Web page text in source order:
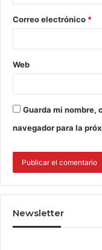
Correo electrónico *
Web
Guarda mi nombre,
navegador para la
Newsletter